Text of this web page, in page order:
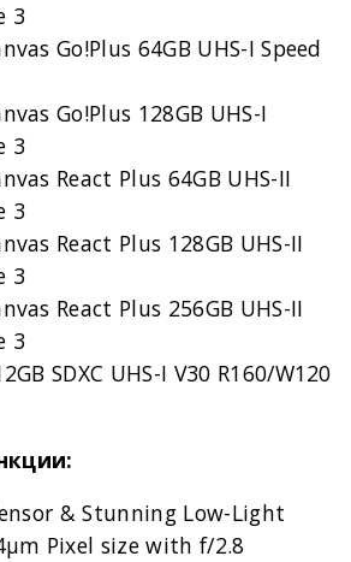
3
Go!Plus 64GB UHS-I Speed
Go!Plus 128GB UHS-I
3
React Plus 64GB UHS-II
3
React Plus 128GB UHS-II
3
React Plus 256GB UHS-II
3
SDXC UHS-I V30 R160/W120
& Stunning Low-Light
Pixel size with f/2.8